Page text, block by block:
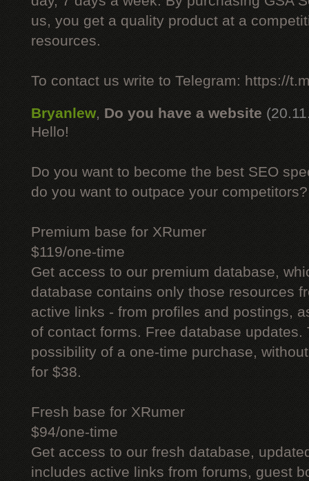
us, you get a quality product at a
resources.
To contact us write to Telegram: https://
Bryanlew, Do you have a website
Hello!
Do you want to become the best SEO
do you want to outpace your competitors?
Premium base for XRumer
$119/one-time
Get access to our premium database,
database contains only those resources
active links - from profiles and postings,
of contact forms. Free database updates.
possibility of a one-time purchase,
for $38.
Fresh base for XRumer
$94/one-time
Get access to our fresh database,
includes active links from forums, guest